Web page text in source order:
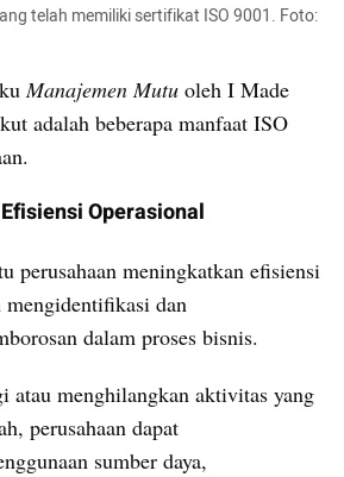
telah memiliki sertifikat ISO 9001. Foto:
Manajemen Mutu oleh I Made
adalah beberapa manfaat ISO
Operasional
perusahaan meningkatkan efisiensi
mengidentifikasi dan
dalam proses bisnis.
atau menghilangkan aktivitas yang
perusahaan dapat
sumber daya,